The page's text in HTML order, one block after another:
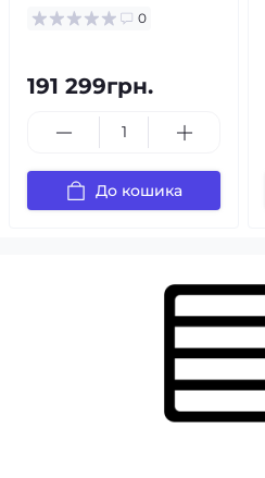
0
191 299грн.
До кошика